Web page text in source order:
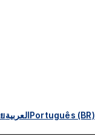
العربيةPortuguês (BR)